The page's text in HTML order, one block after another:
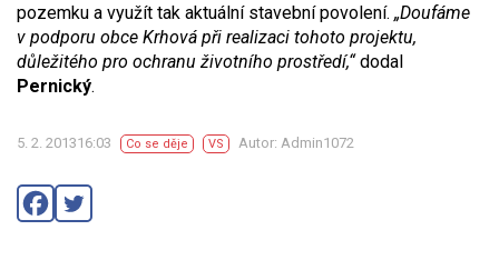
pozemku a využít tak aktuální stavební povolení. „Doufáme
v podporu obce Krhová při realizaci tohoto projektu,
důležitého pro ochranu životního prostředí,“dodal
Pernický.
5. 2. 201316:03 Co se děje VS Autor: Admin1072